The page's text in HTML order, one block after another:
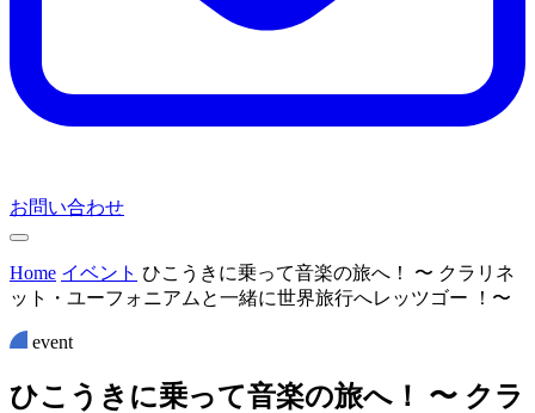
お問い合わせ
Home イベント ひこうきに乗って音楽の旅へ！ 〜 クラリネ
ット・ユーフォニアムと一緒に世界旅行へレッツゴー ！〜
event
ひこ う き に乗って音楽の旅へ ！ 〜 ク ラ